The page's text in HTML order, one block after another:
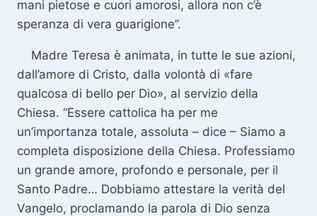
mani pietose e cuori amorosi, allora non c’è
speranza di vera guarigione”.
Madre Teresa è animata, in tutte le sue azioni,
dall’amore di Cristo, dalla volontà di «fare
qualcosa di bello per Dio», al servizio della
Chiesa. “Essere cattolica ha per me
un’importanza totale, assoluta – dice – Siamo a
completa disposizione della Chiesa. Professiamo
un grande amore, profondo e personale, per il
Santo Padre… Dobbiamo attestare la verità del
Vangelo, proclamando la parola di Dio senza